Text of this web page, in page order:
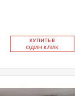
КУ­ПИТЬ В
ОДИН КЛИК